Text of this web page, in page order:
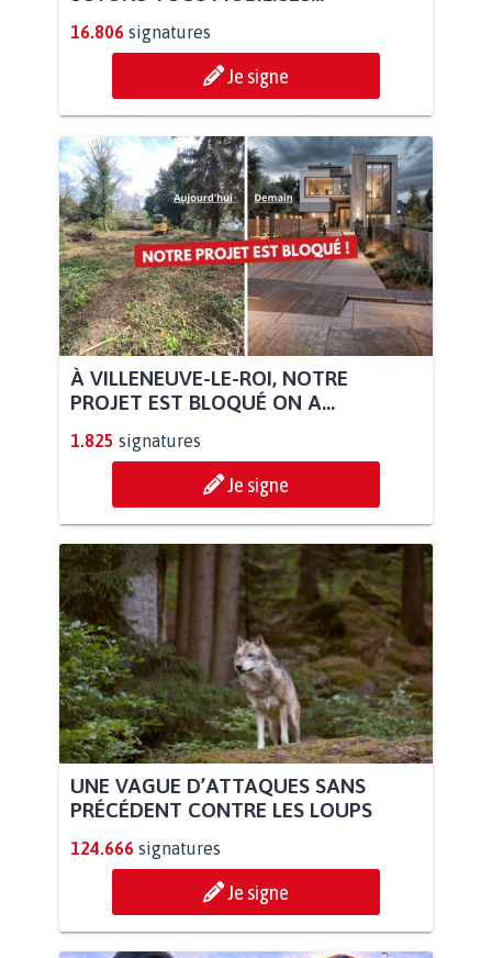
16.806 signatures
Je signe
À VILLENEUVE-LE-ROI, NOTRE
PROJET EST BLOQUÉ ON A...
1.825 signatures
Je signe
UNE VAGUE D’ATTAQUES SANS
PRÉCÉDENT CONTRE LES LOUPS
124.666 signatures
Je signe